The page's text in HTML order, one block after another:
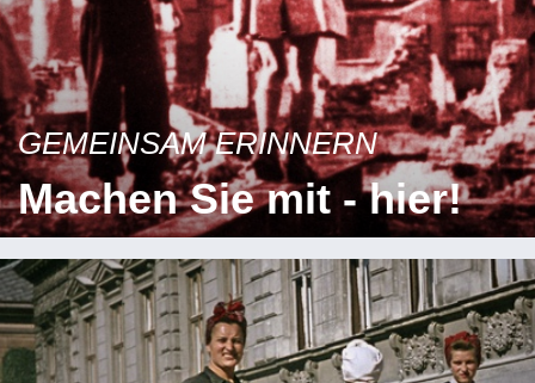
GEMEINSAM ERINNERN
Machen Sie mit - hier!